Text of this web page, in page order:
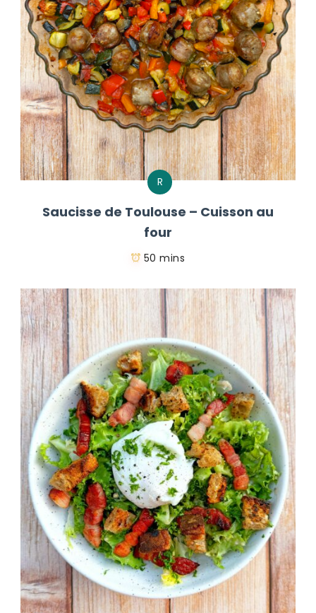
R
Saucisse de Toulouse – Cuisson au
four
50 mins